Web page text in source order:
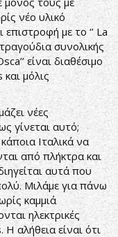
νέο υλικό
με το ‘’ La
συνολικής
είναι διαθέσιμο
μόλις
νέες
γίνεται αυτό;
Ιταλικά να
από πλήκτρα και
αυτά που
Μιλάμε για πάνω
καμμιά
ηλεκτρικές
αλήθεια είναι ότι